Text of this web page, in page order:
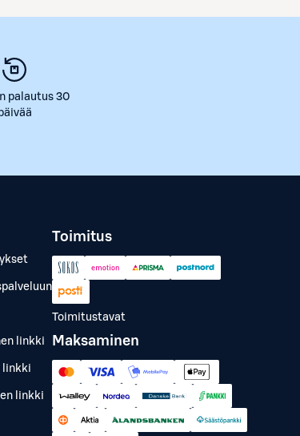
palautus 30
linkki
linkki
linkki
Toimitus
Toimitustavat
Maksaminen